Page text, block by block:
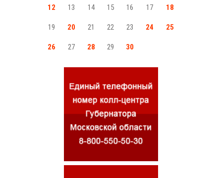
12 13 14 15 16 17 18
19 20 21 22 23 24 25
26 27 28 29 30